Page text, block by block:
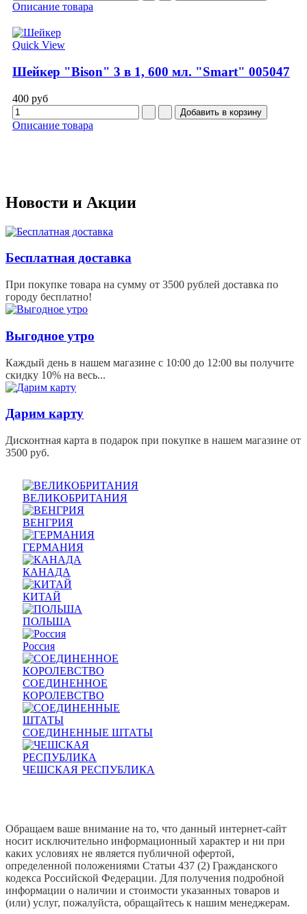
Описание товара
Quick View
Шейкер "Bison" 3 в 1, 600 мл. "Smart" 005047
400 руб
Описание товара
Новости и Акции
Бесплатная доставка
При покупке товара на сумму от 3500 рублей доставка по
городу бесплатно!
Выгодное утро
Каждый день в нашем магазине с 10:00 до 12:00 вы получите
скидку 10% на весь...
Дарим карту
Дисконтная карта в подарок при покупке в нашем магазине от
3500 руб.
ВЕЛИКОБРИТАНИЯ
ВЕНГРИЯ
ГЕРМАНИЯ
КАНАДА
КИТАЙ
ПОЛЬША
Россия
СОЕДИНЕННОЕ
КОРОЛЕВСТВО
СОЕДИНЕННЫЕ ШТАТЫ
ЧЕШСКАЯ РЕСПУБЛИКА
Обращаем ваше внимание на то, что данный интернет-сайт
носит исключительно информационный характер и ни при
каких условиях не является публичной офертой,
определенной положениями Статьи 437 (2) Гражданского
кодекса Российской Федерации. Для получения подробной
информации о наличии и стоимости указанных товаров и
(или) услуг, пожалуйста, обращайтесь к нашим менеджерам.